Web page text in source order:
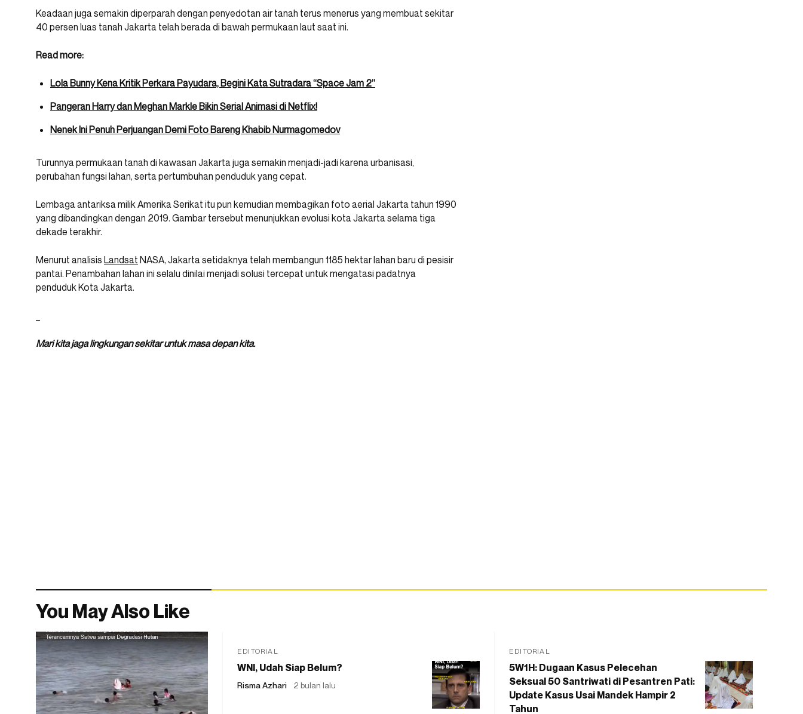
Keadaan juga semakin diperparah dengan penyedotan air tanah terus menerus yang membuat sekitar
40 persen luas tanah Jakarta telah berada di bawah permukaan laut saat ini.
Read more:
Lola Bunny Kena Kritik Perkara Payudara, Begini Kata Sutradara “Space Jam 2”
Pangeran Harry dan Meghan Markle Bikin Serial Animasi di Netflix!
Nenek Ini Penuh Perjuangan Demi Foto Bareng Khabib Nurmagomedov
Turunnya permukaan tanah di kawasan Jakarta juga semakin menjadi-jadi karena urbanisasi,
perubahan fungsi lahan, serta pertumbuhan penduduk yang cepat.
Lembaga antariksa milik Amerika Serikat itu pun kemudian membagikan foto aerial Jakarta tahun 1990
yang dibandingkan dengan 2019. Gambar tersebut menunjukkan evolusi kota Jakarta selama tiga
dekade terakhir.
Menurut analisis Landsat NASA, Jakarta setidaknya telah membangun 1185 hektar lahan baru di pesisir
pantai. Penambahan lahan ini selalu dinilai menjadi solusi tercepat untuk mengatasi padatnya
penduduk Kota Jakarta.
Mari kita jaga lingkungan sekitar untuk masa depan kita.
You May Also Like
EDITORIAL
WNI, Udah Siap Belum?
Risma Azhari 2 bulan lalu
EDITORIAL
5W1H: Dugaan Kasus Pelecehan
Seksual 50 Santriwati di Pesantren Pati:
Update Kasus Usai Mandek Hampir 2
Tahun